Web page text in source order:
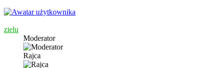
zielu
Moderator
Rajca